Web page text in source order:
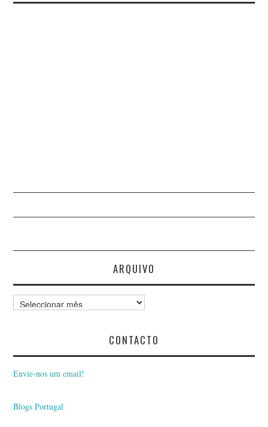
ARQUIVO
Arquivo
CONTACTO
Envie-nos um email!
Blogs Portugal